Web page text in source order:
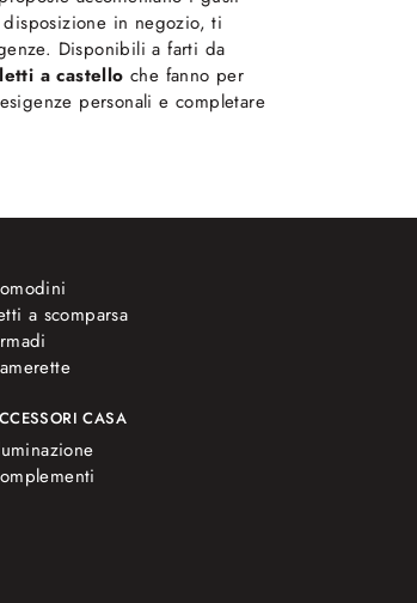
in negozio, ti
Disponibili a farti da
a castello che fanno per
personali e completare
a scomparsa
CASA